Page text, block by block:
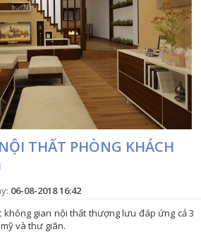
THẤT PHÒNG KHÁCH
06-08-2018 16:42
không gian nội thất thượng lưu đáp ứng cả 3
và thư giãn.